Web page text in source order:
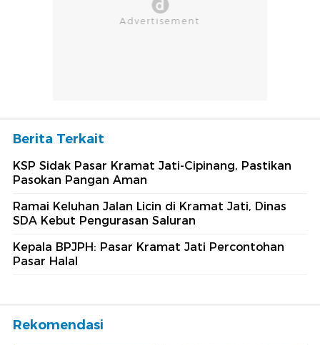
Berita Terkait
KSP Sidak Pasar Kramat Jati-Cipinang, Pastikan
Pasokan Pangan Aman
Ramai Keluhan Jalan Licin di Kramat Jati, Dinas
SDA Kebut Pengurasan Saluran
Kepala BPJPH: Pasar Kramat Jati Percontohan
Pasar Halal
Rekomendasi